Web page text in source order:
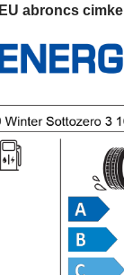
EU abroncs cimke